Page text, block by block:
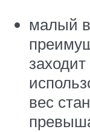
малый
вес